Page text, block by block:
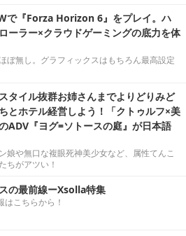
で『Forza Horizon 6』をプレイ。ハ
ーラー×クラウドゲーミングの底力を体
ぼ無し。グラフィックスはもちろん最高設定
タイル抜群お姉さんまでよりどりみど
とホテル経営しよう！「クトゥルフ×美
ADV『ヨグ=ソトースの庭』が日本語
娘や無口な複眼死神美少女など、属性てんこ
ちがアツい！
の最前線ーXsolla特集
こちらから！